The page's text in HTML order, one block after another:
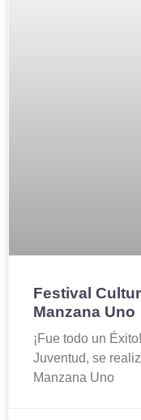
Festival
Manzana Uno
¡Fue todo un
Juventud, se
Manzana Uno